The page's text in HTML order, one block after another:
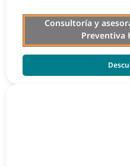
Consultoría y
Preventiva